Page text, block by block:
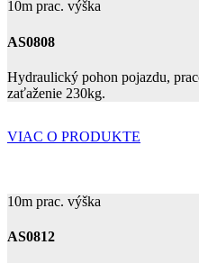
10m prac. výška
AS0808
Hydraulický pohon pojazdu,
zaťaženie 230kg.
VIAC O PRODUKTE
10m prac. výška
AS0812